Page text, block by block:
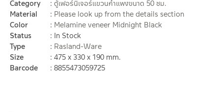
Category
ตู้เฟอร์นิเจอร์แขวนกำแพงขนาด 50 ซม.
Material
Please look up from the details section
Color
Melamine veneer Midnight Black
Status
In Stock
Type
Rasland-Ware
Size
475 x 330 x 190 mm.
Barcode
8855473059725